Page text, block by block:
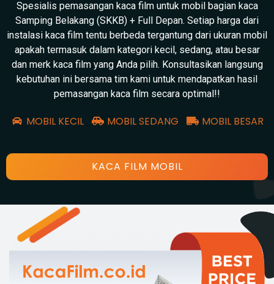
Spesialis pemasangan kaca film untuk mobil bagian kaca
Samping Belakang (SKKB) + Full Depan. Setiap harga dari
instalasi kaca film tentu berbeda tergantung dari ukuran mobil
apakah termasuk dalam kategori kecil, sedang, atau besar
dan merk kaca film yang Anda pilih. Konsultasikan langsung
kebutuhan ini bersama tim kami untuk mendapatkan hasil
pemasangan kaca film secara optimal!!
MOBIL KECIL MOBIL SEDANG MOBIL BESAR
KACA FILM MOBIL